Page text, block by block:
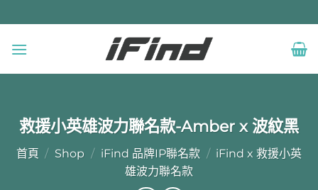
to
content
救援小英雄波力聯名款-Amber x 波紋黑
首頁 / Shop / iFind 品牌IP聯名款 / iFind x 救援小英
雄波力聯名款